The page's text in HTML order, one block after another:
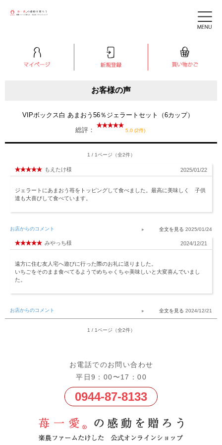
お客様の声
VIPボックス白 あまおう56％ジェラートセット（6カップ）
総評：
5.0 (2件)
1 / 1ページ（全2件）
もえたけ様 2025/01/22
ジェラートにあまおう苺をトッピングして食べました。最高に美味しく 子供
達も大喜びして食べています。
お店からのコメント 2025/01/24
みやっち様 2024/12/21
遠方に住む友人宅へ遊びに行った際のお礼に送りました。
いちごをそのまま食べてるようでめちゃくちゃ美味しいと大変喜んでいまし
た。
お店からのコメント 2024/12/21
1 / 1ページ（全2件）
お電話でのお問い合わせ
平日9：00〜17：00
0944-87-8133